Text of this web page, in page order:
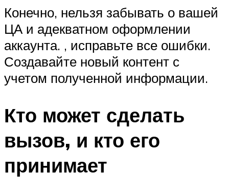
Конечно, нельзя забывать о вашей
ЦА и адекватном оформлении
аккаунта. , исправьте все ошибки.
Создавайте новый контент с
учетом полученной информации.
Кто может сделать
вызов, и кто его
принимает